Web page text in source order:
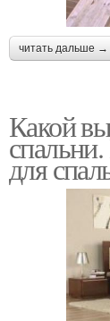
читать дальше →
Какой
для